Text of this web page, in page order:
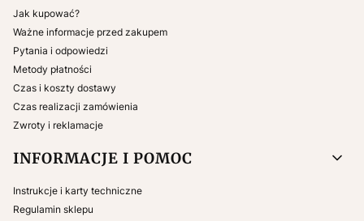
Jak kupować?
Ważne informacje przed zakupem
Pytania i odpowiedzi
Metody płatności
Czas i koszty dostawy
Czas realizacji zamówienia
Zwroty i reklamacje
INFORMACJE I POMOC
Instrukcje i karty techniczne
Regulamin sklepu